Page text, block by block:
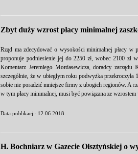
Zbyt duży wzrost płacy minimalnej
Rząd ma zdecydować o wysokości minimalnej płacy
proponuje podniesienie jej do 2250 zł, wobec 2100
Komentarz Jeremiego Mordasewicza, doradcy
szczególnie, że w ubiegłym roku podwyżka
sobie nie poradzić mniejsze firmy z ubogich regionów. A
w tym płacy minimalnej, musi być powiązana ze
Data publikacji: 12.06.2018
H. Bochniarz w Gazecie Olsztyńskiej o